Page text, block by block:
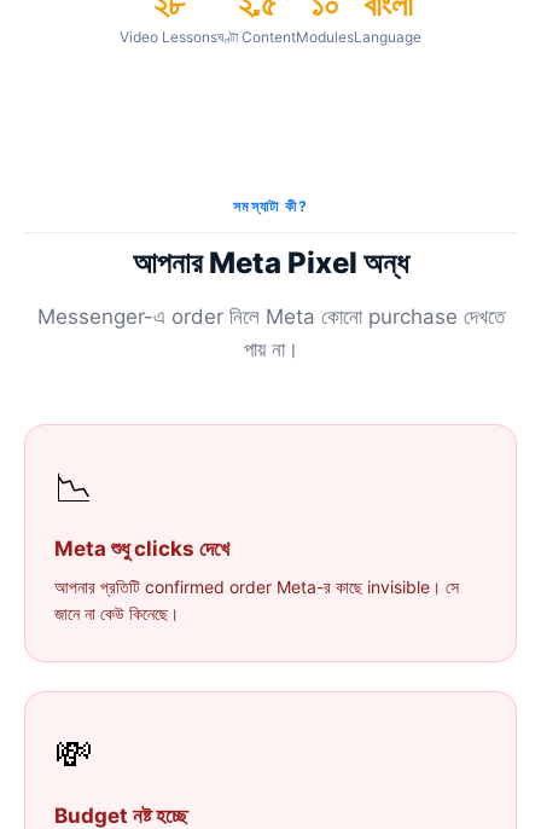
Video Lessonsঘণ্টা ContentModulesLanguage
সমস্যাটা কী?
আপনার Meta Pixel অন্ধ
Messenger-এ order নিলে Meta কোনো purchase দেখতে
পায় না।
📉
Meta শুধু clicks দেখে
আপনার প্রতিটি confirmed order Meta-র কাছে invisible। সে
জানে না কেউ কিনেছে।
💸
Budget নষ্ট হচ্ছে